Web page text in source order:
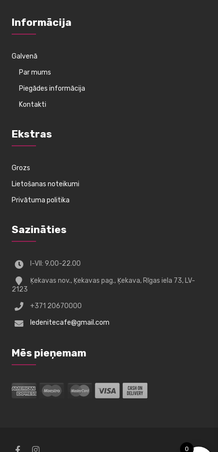
Informācija
Galvenā
Par mums
Piegādes informācija
Kontakti
Ekstras
Grozs
Lietošanas noteikumi
Privātuma politika
Sazināties
I-VII: 9.00-22.00
Ķekavas nov., Ķekavas pag., Ķekava, Rīgas iela 73, LV-
2123
+371 20670000
ledenitecafe@gmail.com
Mēs pieņemam
0